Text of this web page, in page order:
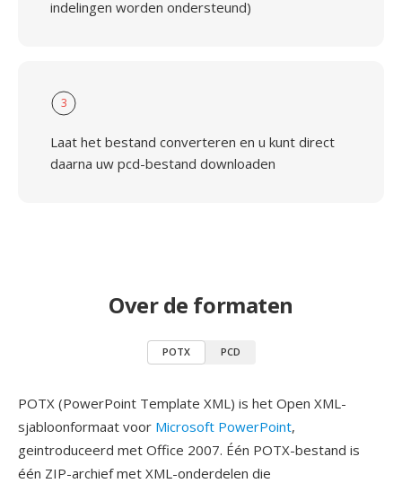
indelingen worden ondersteund)
3
Laat het bestand converteren en u kunt direct
daarna uw pcd-bestand downloaden
Over de formaten
POTX PCD
POTX (PowerPoint Template XML) is het Open XML-
sjabloonformaat voor Microsoft PowerPoint,
geintroduceerd met Office 2007. Één POTX-bestand is
één ZIP-archief met XML-onderdelen die